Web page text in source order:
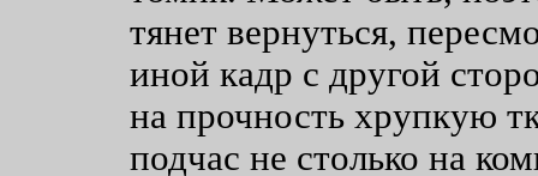
тянет вернуться,
иной кадр с другой
на прочность хрупкую
подчас не столько на